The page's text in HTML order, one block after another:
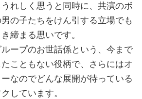
れしく思うと同時に、共演のボ
の子たちをけん引する立場でも
締まる思いです。
ープのお世話係という、今まで
こともない役柄で、さらにはオ
なのでどんな展開が待っている
しています。